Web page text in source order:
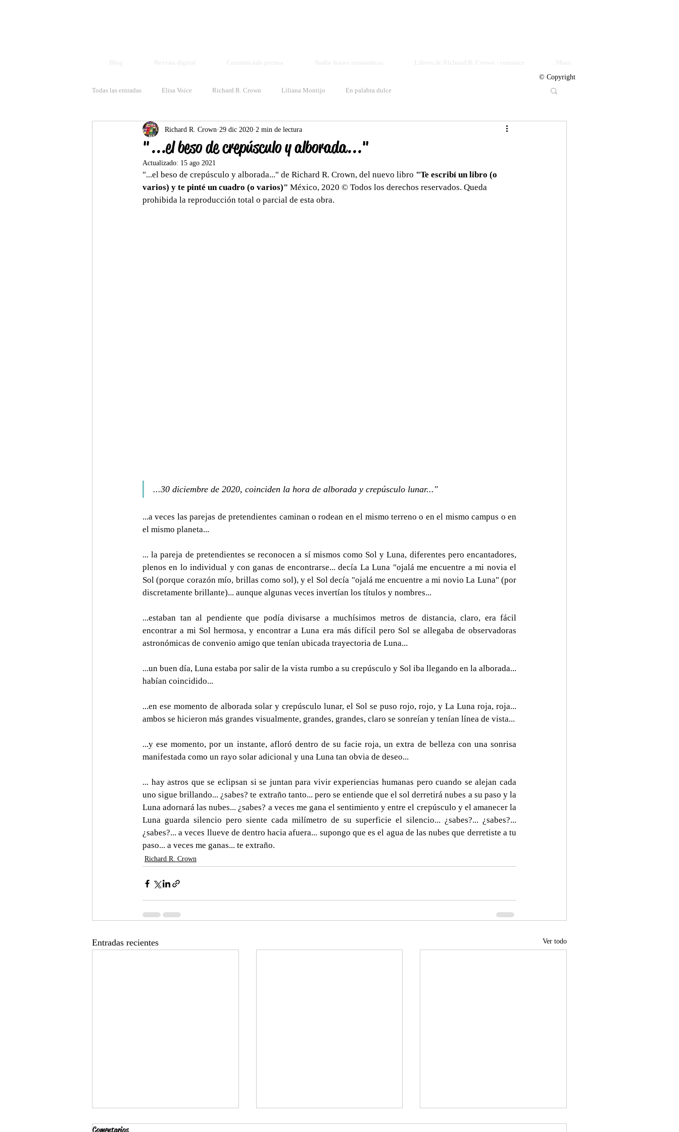
Todas las entradas Elisa Voice Richard R. Crown Liliana Montijo En palabra dulce
"...el beso de crepúsculo y alborada..."
Richard R. Crown 29 dic 2020 2 min de lectura
Actualizado: 15 ago 2021
"...el beso de crepúsculo y alborada..." de Richard R. Crown, del nuevo libro "Te escribí un libro (o
varios) y te pinté un cuadro (o varios)" México, 2020 © Todos los derechos reservados. Queda
prohibida la reproducción total o parcial de esta obra.
...30 diciembre de 2020, coinciden la hora de alborada y crepúsculo lunar..."
...a veces las parejas de pretendientes caminan o rodean en el mismo terreno o en el mismo campus o en
el mismo planeta...
... la pareja de pretendientes se reconocen a sí mismos como Sol y Luna, diferentes pero encantadores,
plenos en lo individual y con ganas de encontrarse... decía La Luna "ojalá me encuentre a mi novia el
Sol (porque corazón mío, brillas como sol), y el Sol decía "ojalá me encuentre a mi novio La Luna" (por
discretamente brillante)... aunque algunas veces invertían los títulos y nombres...
...estaban tan al pendiente que podía divisarse a muchísimos metros de distancia, claro, era fácil
encontrar a mi Sol hermosa, y encontrar a Luna era más difícil pero Sol se allegaba de observadoras
astronómicas de convenio amigo que tenían ubicada trayectoria de Luna...
...un buen día, Luna estaba por salir de la vista rumbo a su crepúsculo y Sol iba llegando en la alborada...
habían coincidido...
...en ese momento de alborada solar y crepúsculo lunar, el Sol se puso rojo, rojo, y La Luna roja, roja...
ambos se hicieron más grandes visualmente, grandes, grandes, claro se sonreían y tenían línea de vista...
...y ese momento, por un instante, afloró dentro de su facie roja, un extra de belleza con una sonrisa
manifestada como un rayo solar adicional y una Luna tan obvia de deseo...
... hay astros que se eclipsan si se juntan para vivir experiencias humanas pero cuando se alejan cada
uno sigue brillando... ¿sabes? te extraño tanto... pero se entiende que el sol derretirá nubes a su paso y la
Luna adornará las nubes... ¿sabes? a veces me gana el sentimiento y entre el crepúsculo y el amanecer la
Luna guarda silencio pero siente cada milímetro de su superficie el silencio... ¿sabes?... ¿sabes?...
¿sabes?... a veces llueve de dentro hacia afuera... supongo que es el agua de las nubes que derretiste a tu
paso... a veces me ganas... te extraño.
Richard R. Crown
Entradas recientes Ver todo
Comentarios
© Copyright